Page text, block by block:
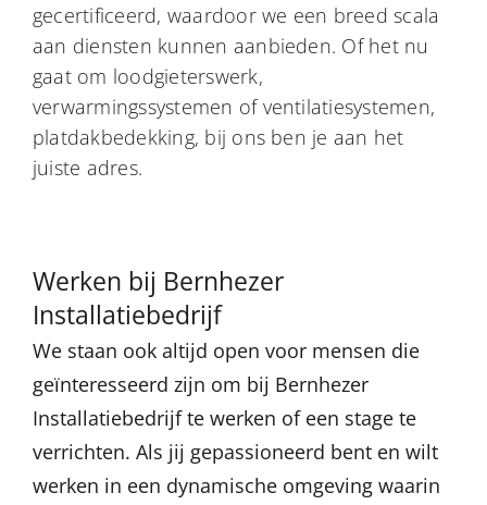
gecertificeerd, waardoor we een breed scala
aan diensten kunnen aanbieden. Of het nu
gaat om loodgieterswerk,
verwarmingssystemen of ventilatiesystemen,
platdakbedekking, bij ons ben je aan het
juiste adres.
Werken bij Bernhezer
Installatiebedrijf
We staan ook altijd open voor mensen die
geïnteresseerd zijn om bij Bernhezer
Installatiebedrijf te werken of een stage te
verrichten. Als jij gepassioneerd bent en wilt
werken in een dynamische omgeving waarin